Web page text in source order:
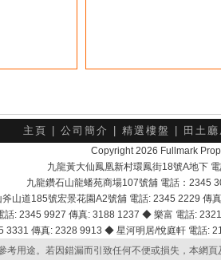
主頁 公司簡介 精選樓盤 田土
Copyright 2026 Fullmark
九龍黃大仙鳳凰新村環鳳街18號A地下
九龍鑽石山龍蟠苑商場107號舖 電話：2345
斧山道185號宏景花園A2號舖 電話: 2345 2229
話: 2345 9927 傳真: 3188 1237 ◆ 樂富 電話:
3331 傳真: 2328 9913 ◆ 星河明居/悅庭軒 電話
考用途。若因錯漏而引致任何不便或損失，本網